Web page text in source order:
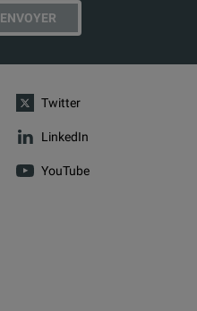
ENVOYER
Twitter
LinkedIn
YouTube